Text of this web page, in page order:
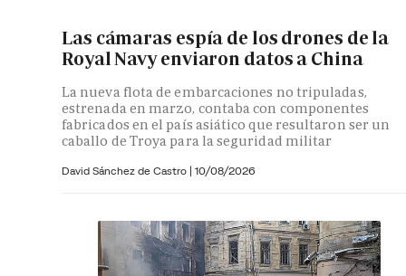
Las cámaras espía de los drones de la
Royal Navy enviaron datos a China
La nueva flota de embarcaciones no tripuladas,
estrenada en marzo, contaba con componentes
fabricados en el país asiático que resultaron ser un
caballo de Troya para la seguridad militar
David Sánchez de Castro | 10/08/2026